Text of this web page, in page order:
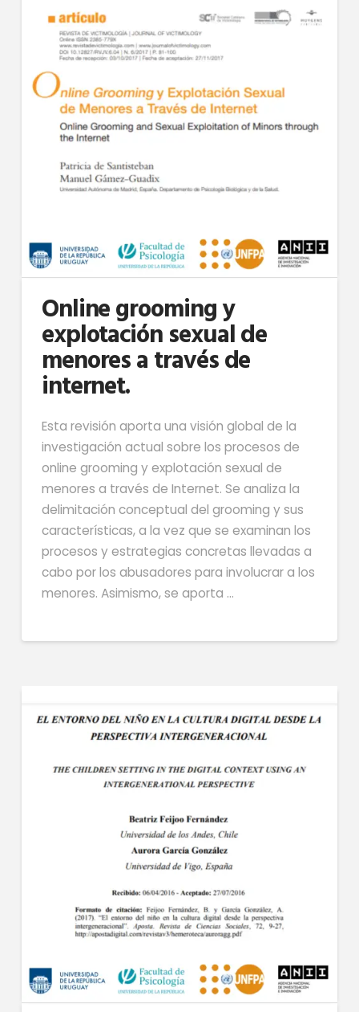
Online grooming y
explotación sexual de
menores a través de
internet.
Esta revisión aporta una visión global de la
investigación actual sobre los procesos de
online grooming y explotación sexual de
menores a través de Internet. Se analiza la
delimitación conceptual del grooming y sus
características, a la vez que se examinan los
procesos y estrategias concretas llevadas a
cabo por los abusadores para involucrar a los
menores. Asimismo, se aporta …